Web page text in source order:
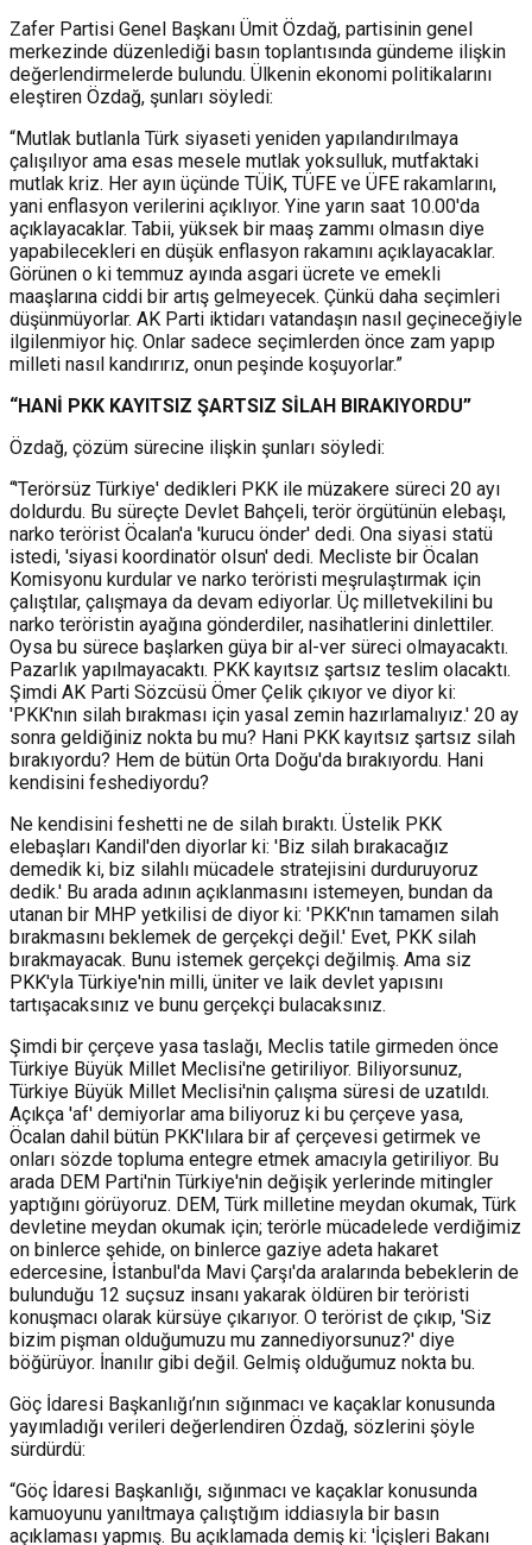
Zafer Partisi Genel Başkanı Ümit Özdağ, partisinin genel
merkezinde düzenlediği basın toplantısında gündeme ilişkin
değerlendirmelerde bulundu. Ülkenin ekonomi politikalarını
eleştiren Özdağ, şunları söyledi:
“Mutlak butlanla Türk siyaseti yeniden yapılandırılmaya
çalışılıyor ama esas mesele mutlak yoksulluk, mutfaktaki
mutlak kriz. Her ayın üçünde TÜİK, TÜFE ve ÜFE rakamlarını,
yani enflasyon verilerini açıklıyor. Yine yarın saat 10.00'da
açıklayacaklar. Tabii, yüksek bir maaş zammı olmasın diye
yapabilecekleri en düşük enflasyon rakamını açıklayacaklar.
Görünen o ki temmuz ayında asgari ücrete ve emekli
maaşlarına ciddi bir artış gelmeyecek. Çünkü daha seçimleri
düşünmüyorlar. AK Parti iktidarı vatandaşın nasıl geçineceğiyle
ilgilenmiyor hiç. Onlar sadece seçimlerden önce zam yapıp
milleti nasıl kandırırız, onun peşinde koşuyorlar.”
“HANİ PKK KAYITSIZ ŞARTSIZ SİLAH BIRAKIYORDU”
Özdağ, çözüm sürecine ilişkin şunları söyledi:
“'Terörsüz Türkiye' dedikleri PKK ile müzakere süreci 20 ayı
doldurdu. Bu süreçte Devlet Bahçeli, terör örgütünün elebaşı,
narko terörist Öcalan'a 'kurucu önder' dedi. Ona siyasi statü
istedi, 'siyasi koordinatör olsun' dedi. Mecliste bir Öcalan
Komisyonu kurdular ve narko teröristi meşrulaştırmak için
çalıştılar, çalışmaya da devam ediyorlar. Üç milletvekilini bu
narko teröristin ayağına gönderdiler, nasihatlerini dinlettiler.
Oysa bu sürece başlarken güya bir al-ver süreci olmayacaktı.
Pazarlık yapılmayacaktı. PKK kayıtsız şartsız teslim olacaktı.
Şimdi AK Parti Sözcüsü Ömer Çelik çıkıyor ve diyor ki:
'PKK'nın silah bırakması için yasal zemin hazırlamalıyız.' 20 ay
sonra geldiğiniz nokta bu mu? Hani PKK kayıtsız şartsız silah
bırakıyordu? Hem de bütün Orta Doğu'da bırakıyordu. Hani
kendisini feshediyordu?
Ne kendisini feshetti ne de silah bıraktı. Üstelik PKK
elebaşları Kandil'den diyorlar ki: 'Biz silah bırakacağız
demedik ki, biz silahlı mücadele stratejisini durduruyoruz
dedik.' Bu arada adının açıklanmasını istemeyen, bundan da
utanan bir MHP yetkilisi de diyor ki: 'PKK'nın tamamen silah
bırakmasını beklemek de gerçekçi değil.' Evet, PKK silah
bırakmayacak. Bunu istemek gerçekçi değilmiş. Ama siz
PKK'yla Türkiye'nin milli, üniter ve laik devlet yapısını
tartışacaksınız ve bunu gerçekçi bulacaksınız.
Şimdi bir çerçeve yasa taslağı, Meclis tatile girmeden önce
Türkiye Büyük Millet Meclisi'ne getiriliyor. Biliyorsunuz,
Türkiye Büyük Millet Meclisi'nin çalışma süresi de uzatıldı.
Açıkça 'af' demiyorlar ama biliyoruz ki bu çerçeve yasa,
Öcalan dahil bütün PKK'lılara bir af çerçevesi getirmek ve
onları sözde topluma entegre etmek amacıyla getiriliyor. Bu
arada DEM Parti'nin Türkiye'nin değişik yerlerinde mitingler
yaptığını görüyoruz. DEM, Türk milletine meydan okumak, Türk
devletine meydan okumak için; terörle mücadelede verdiğimiz
on binlerce şehide, on binlerce gaziye adeta hakaret
edercesine, İstanbul'da Mavi Çarşı'da aralarında bebeklerin de
bulunduğu 12 suçsuz insanı yakarak öldüren bir teröristi
konuşmacı olarak kürsüye çıkarıyor. O terörist de çıkıp, 'Siz
bizim pişman olduğumuzu mu zannediyorsunuz?' diye
böğürüyor. İnanılır gibi değil. Gelmiş olduğumuz nokta bu.
Göç İdaresi Başkanlığı’nın sığınmacı ve kaçaklar konusunda
yayımladığı verileri değerlendiren Özdağ, sözlerini şöyle
sürdürdü:
“Göç İdaresi Başkanlığı, sığınmacı ve kaçaklar konusunda
kamuoyunu yanıltmaya çalıştığım iddiasıyla bir basın
açıklaması yapmış. Bu açıklamada demiş ki: 'İçişleri Bakanı